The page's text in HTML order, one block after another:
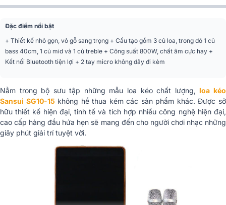
vang số
Số đường tiếng
3 đường tiếng
Tiện ích
Có bluetooth, kèm 2 micro không
dây UHF
Kết nối
bluetooth
Cổng kết nối
Guitar
Đặc điểm nổi bật
+ Thiết kế nhỏ gọn, vỏ gỗ sang trọng + Cấu tạo gồm 3 củ loa, trong đó 1 củ
bass 40cm, 1 củ mid và 1 củ treble + Công suất 800W, chất âm cực hay +
Kết nối Bluetooth tiện lợi + 2 tay micro không dây đi kèm
Nằm trong bộ sưu tập những mẫu loa kéo chất lượng,loa kéo
Sansui SG10-15 không hề thua kém các sản phẩm khác. Được sở
hữu thiết kế hiện đại, tinh tế và tích hợp nhiều công nghệ hiện đại,
cao cấp hàng đầu hứa hẹn sẽ mang đến cho người chơi nhạc những
giây phút giải trí tuyệt vời.